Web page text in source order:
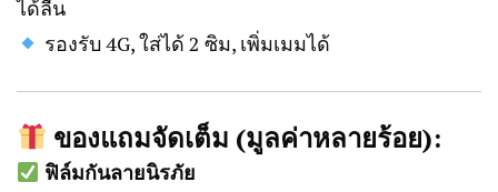
ได้ลื่น
รองรับ 4G, ใส่ได้ 2 ซิม, เพิ่มเมมได้
ของแถมจัดเต็ม (มูลค่าหลายร้อย):
ฟิล์มกันลายนิรภัย